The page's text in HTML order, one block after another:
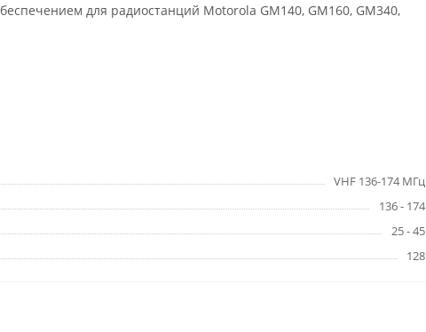
для радиостанций Motorola GM140, GM160, GM340,
VHF 136-174 МГц
136 - 174
25 - 45
128